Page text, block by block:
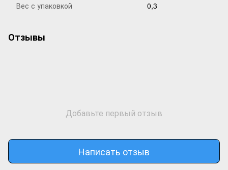
Вес с упаковкой
0,3
Отзывы
Добавьте первый отзыв
Написать отзыв